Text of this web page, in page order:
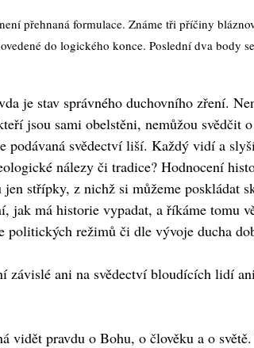
přehnaná formulace. Známe tři příčiny
do logického konce. Poslední dva body
je stav správného duchovního zření.
jsou sami obelstěni, nemůžou svědčit
podávaná svědectví liší. Každý vidí a
nálezy či tradice? Hodnocení
střípky, z nichž si můžeme poskládat
jak má historie vypadat, a říkáme tomu
politických režimů či dle vývoje ducha
závislé ani na svědectví bloudících lidí
vidět pravdu o Bohu, o člověku a o